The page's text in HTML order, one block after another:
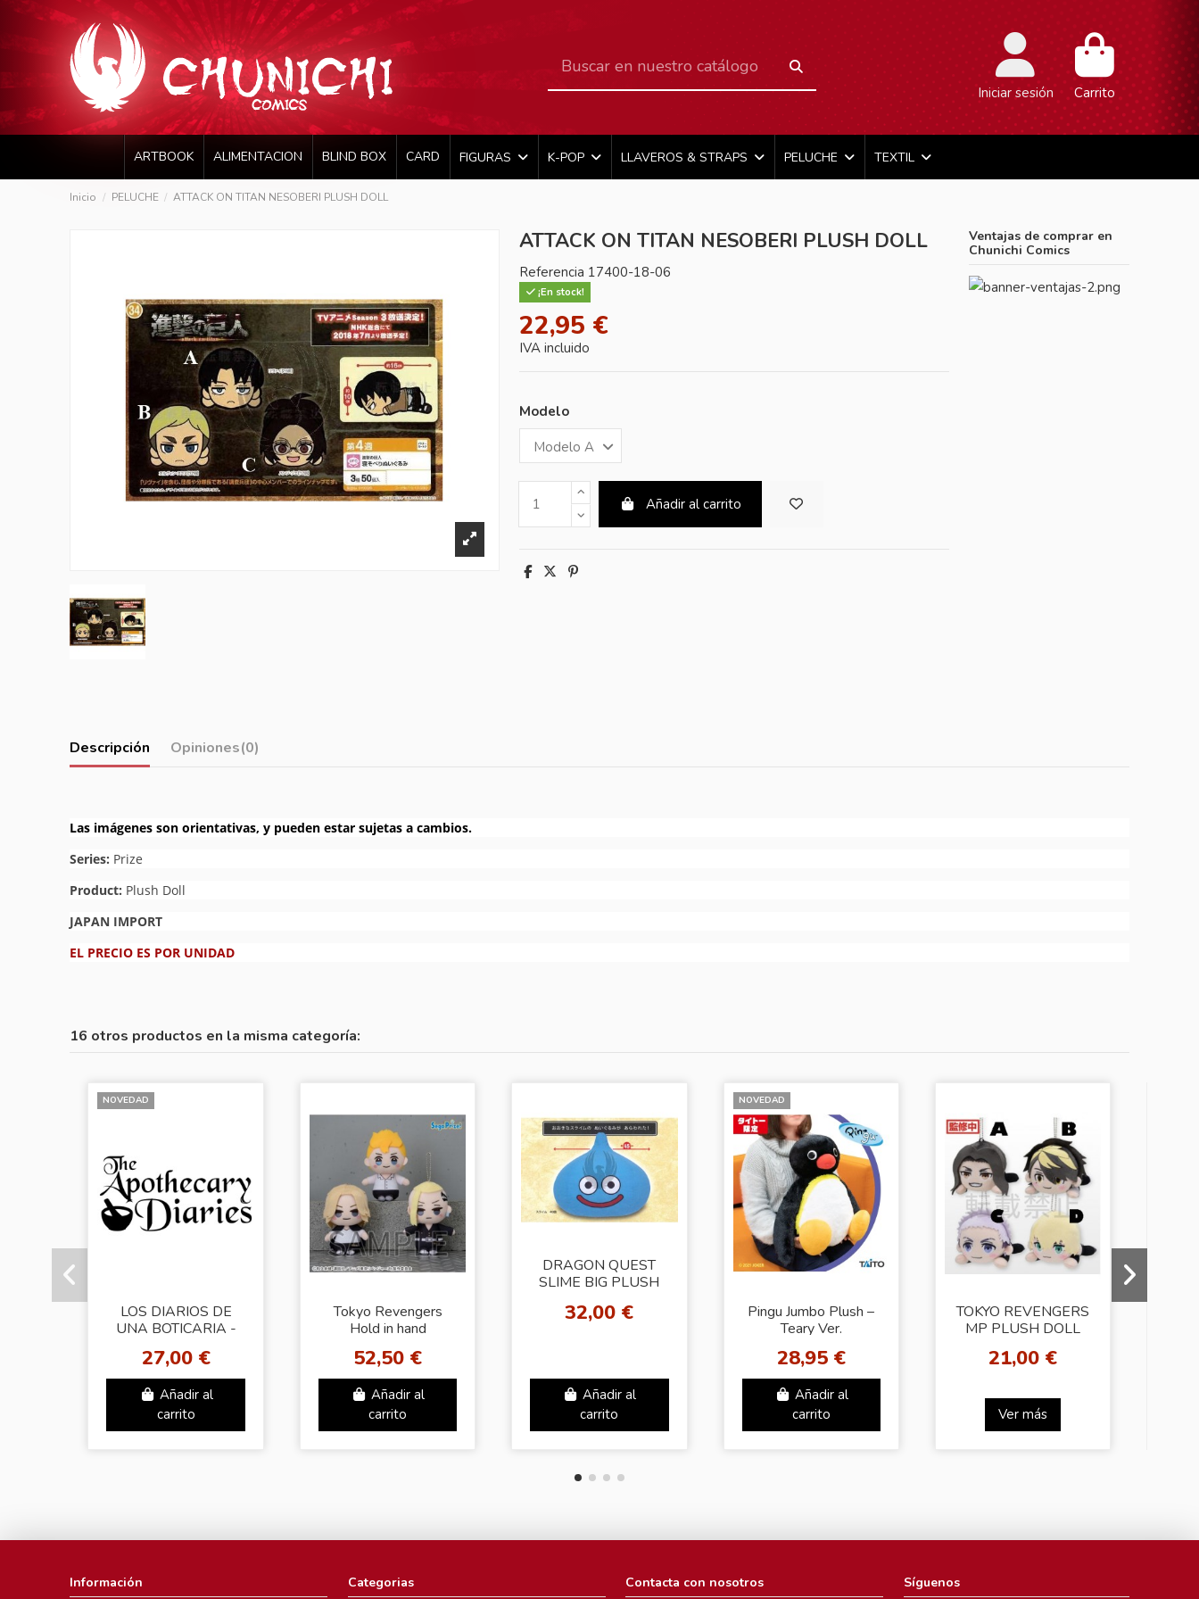
Iniciar sesión Carrito
ARTBOOK ALIMENTACION BLIND BOX CARD FIGURAS K-POP LLAVEROS & STRAPS PELUCHE TEXTIL
Inicio PELUCHE ATTACK ON TITAN NESOBERI PLUSH DOLL
ATTACK ON TITAN NESOBERI PLUSH DOLL
Referencia 17400-18-06
¡En stock!
22,95 €
IVA incluido
Modelo
Añadir al carrito
Ventajas de comprar en
Chunichi Comics
Descripción Opiniones(0)
Las imágenes son orientativas, y pueden estar sujetas a cambios.
Series: Prize
Product: Plush Doll
JAPAN IMPORT
EL PRECIO ES POR UNIDAD
16 otros productos en la misma categoría:
NOVEDAD
LOS DIARIOS DE
UNA BOTICARIA -
Diaries Ainui Mini
Plush Vol.1 (EX)
27,00 €
Añadir al
carrito
Tokyo Revengers
Hold in hand
completo)
52,50 €
Añadir al
carrito
DRAGON QUEST
SLIME BIG PLUSH
32,00 €
Añadir al
carrito
NOVEDAD
Pingu Jumbo Plush –
Teary Ver.
28,95 €
Añadir al
carrito
TOKYO REVENGERS
MP PLUSH DOLL
21,00 €
Ver más
Información Categorias Contacta con nosotros Síguenos